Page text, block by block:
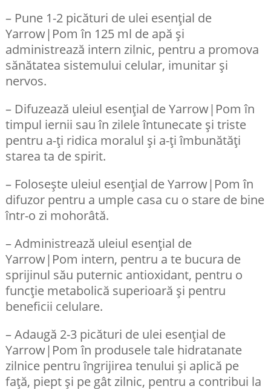
– Pune 1-2 picături de ulei esențial de
Yarrow|Pom în 125 ml de apă și
administrează intern zilnic, pentru a promova
sănătatea sistemului celular, imunitar și
nervos.
– Difuzează uleiul esențial de Yarrow|Pom în
timpul iernii sau în zilele întunecate și triste
pentru a-ți ridica moralul și a-ți îmbunătăți
starea ta de spirit.
– Folosește uleiul esențial de Yarrow|Pom în
difuzor pentru a umple casa cu o stare de bine
într-o zi mohorâtă.
– Administrează uleiul esențial de
Yarrow|Pom intern, pentru a te bucura de
sprijinul său puternic antioxidant, pentru o
funcție metabolică superioară și pentru
beneficii celulare.
– Adaugă 2-3 picături de ulei esențial de
Yarrow|Pom în produsele tale hidratanate
zilnice pentru îngrijirea tenului și aplică pe
față, piept și pe gât zilnic, pentru a contribui la